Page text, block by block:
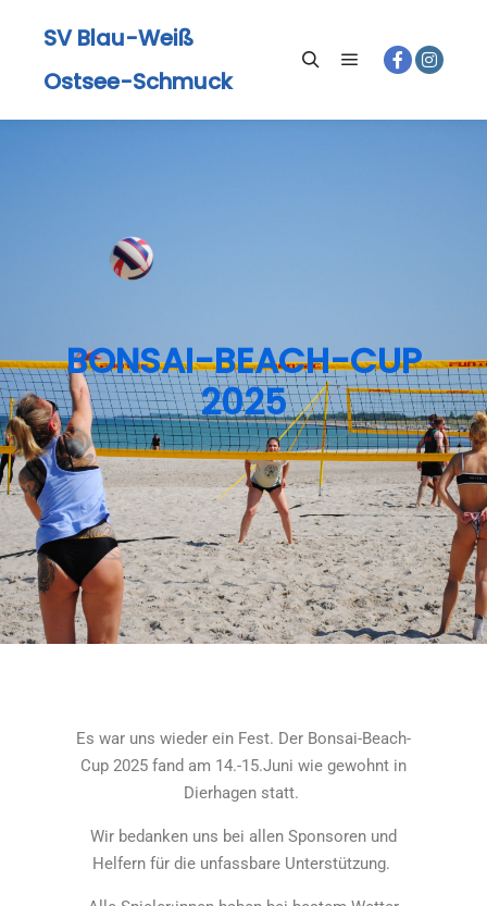
SV Blau-Weiß
Ostsee-Schmuck
BONSAI-BEACH-CUP
2025
Es war uns wieder ein Fest. Der Bonsai-Beach-
Cup 2025 fand am 14.-15.Juni wie gewohnt in
Dierhagen statt.
Wir bedanken uns bei allen Sponsoren und
Helfern für die unfassbare Unterstützung.